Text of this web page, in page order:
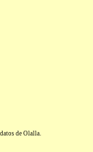
de Olalla.